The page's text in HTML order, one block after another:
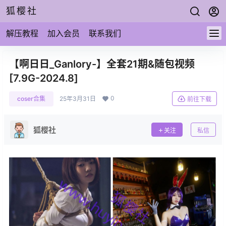
狐樱社
解压教程 加入会员 联系我们
【啊日日_Ganlory-】全套21期&随包视频
[7.9G-2024.8]
coser合集 25年3月31日 0 前往下载
狐樱社 关注 私信